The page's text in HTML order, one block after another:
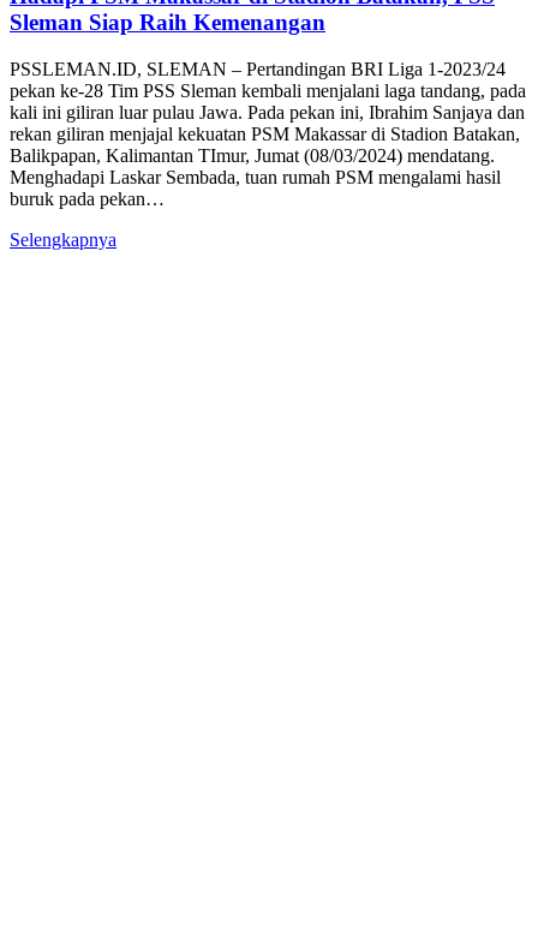
Sleman Siap Raih Kemenangan
PSSLEMAN.ID, SLEMAN – Pertandingan BRI Liga 1-2023/24
pekan ke-28 Tim PSS Sleman kembali menjalani laga tandang, pada
kali ini giliran luar pulau Jawa. Pada pekan ini, Ibrahim Sanjaya dan
rekan giliran menjajal kekuatan PSM Makassar di Stadion Batakan,
Balikpapan, Kalimantan TImur, Jumat (08/03/2024) mendatang.
Menghadapi Laskar Sembada, tuan rumah PSM mengalami hasil
buruk pada pekan…
Selengkapnya